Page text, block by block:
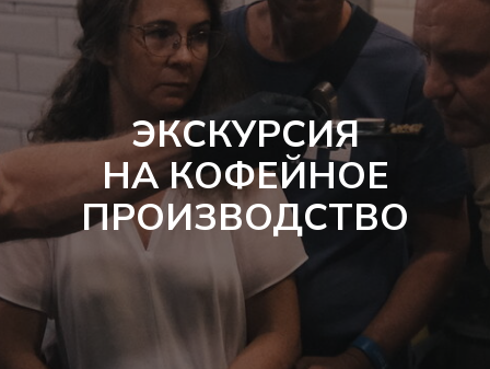
ЭКСКУРСИЯ
НА КОФЕЙНОЕ
ПРОИЗВОДСТВО